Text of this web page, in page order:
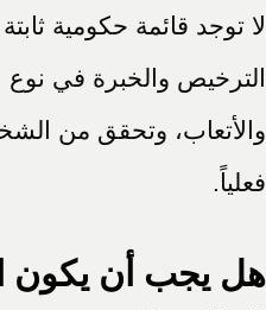
لا توجد قائمة حكومية
الترخيص والخبرة في
والأتعاب، وتحقق من
فعلياً.
هل يجب أن يكون